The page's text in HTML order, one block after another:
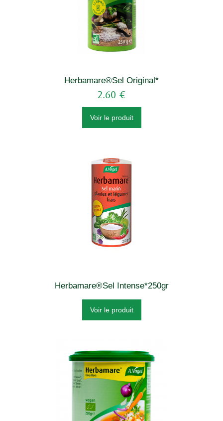
Herbamare®Sel Original*
2.60 €
Voir le produit
Herbamare®Sel Intense*250gr
Voir le produit